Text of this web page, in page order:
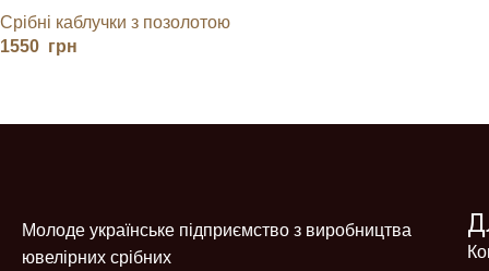
ТА ФІАНІТАМИ
Срібні каблучки з позолотою
1550 грн
Молоде українське підприємство з виробництва
ювелірних срібних